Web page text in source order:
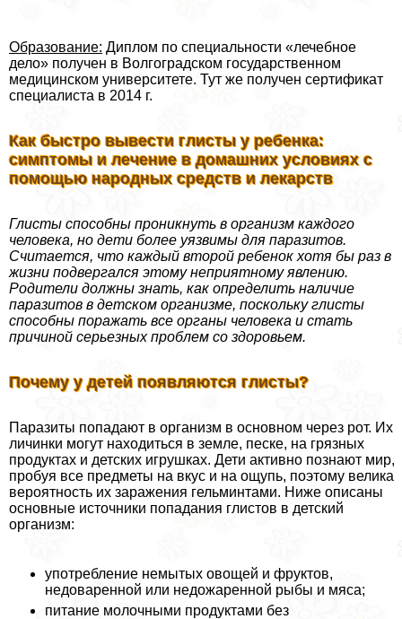
Образование: Диплом по специальности «лечебное
дело» получен в Волгоградском государственном
медицинском университете. Тут же получен сертификат
специалиста в 2014 г.
Как быстро вывести глисты у ребенка:
симптомы и лечение в домашних условиях с
помощью народных средств и лекарств
Глисты способны проникнуть в организм каждого
человека, но дети более уязвимы для паразитов.
Считается, что каждый второй ребенок хотя бы раз в
жизни подвергался этому неприятному явлению.
Родители должны знать, как определить наличие
паразитов в детском организме, поскольку глисты
способны поражать все органы человека и стать
причиной серьезных проблем со здоровьем.
Почему у детей появляются глисты?
Паразиты попадают в организм в основном через рот. Их
личинки могут находиться в земле, песке, на грязных
продуктах и детских игрушках. Дети активно познают мир,
пробуя все предметы на вкус и на ощупь, поэтому велика
вероятность их заражения гельминтами. Ниже описаны
основные источники попадания глистов в детский
организм:
употрeбление немытых овощей и фруктов,
недоваренной или недожаренной рыбы и мяса;
питание молочными продуктами без